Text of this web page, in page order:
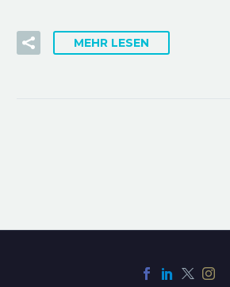
MEHR LESEN